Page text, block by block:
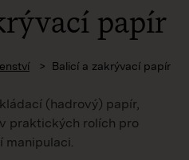
papír
Balicí a zakrývací papír
(hadrový) papír,
praktických rolích pro
manipulaci.